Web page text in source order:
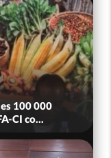
100 000
CI co...